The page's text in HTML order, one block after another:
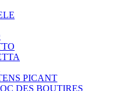
PICANT
DES BOUTIRES